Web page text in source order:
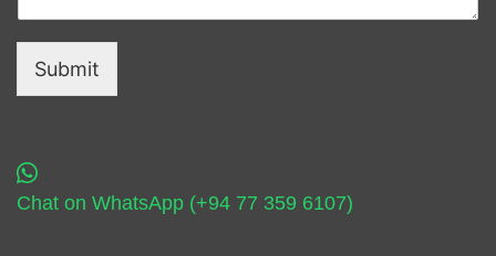
Submit
Chat on WhatsApp (+94 77 359 6107)